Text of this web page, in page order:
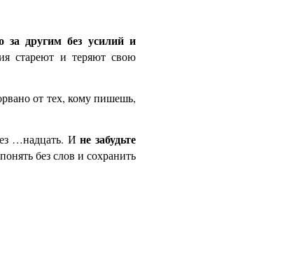
за другим без усилий и
стареют и теряют свою
от тех, кому пишешь,
…надцать. Ине забудьте
без слов и сохранить